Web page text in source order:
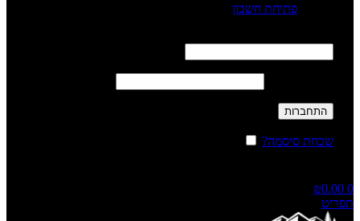
פתיחת חשבון
התחברות
שכחת סיסמה?
0
₪0.00
תפריט